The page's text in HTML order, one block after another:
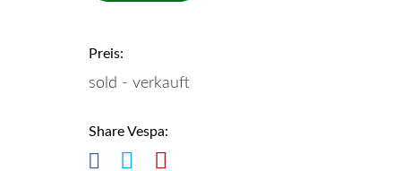
Preis:
sold - verkauft
Share Vespa: